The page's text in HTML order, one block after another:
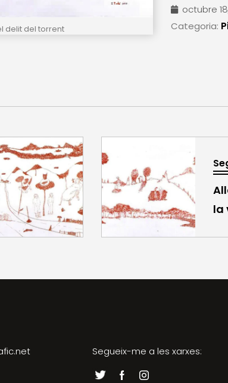
delit del torrent
octubre
Categoria:
la
Segueix-me a les xarxes: